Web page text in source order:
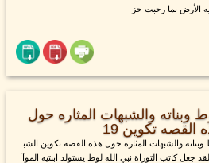
الأرض بما رحبت حز
وبناته والشبهات المثاره حول
القصه تكوين 19
وبناته والشبهات المثاره حول هذه القصه تكوين الشب
جعل كاتب التوراة نبي الله لوط يستولد ابنتيه الموآ